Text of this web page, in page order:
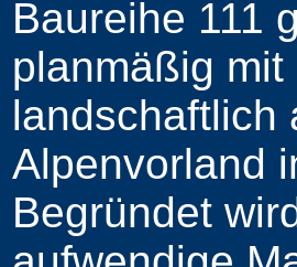
Baureihe 111
planmäßig
landschaftlich
Alpenvorland
Begründet